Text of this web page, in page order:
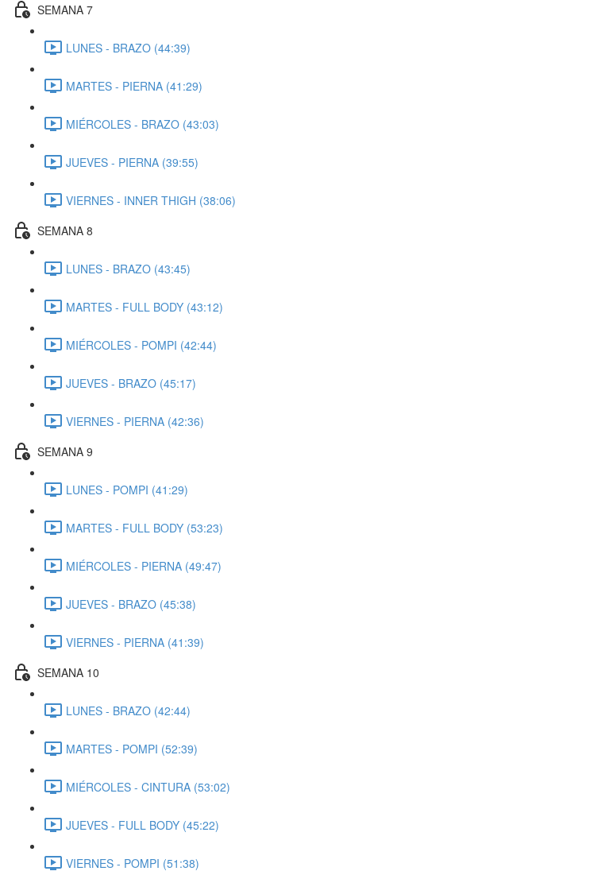
SEMANA 7
LUNES - BRAZO (44:39)
MARTES - PIERNA (41:29)
MIÉRCOLES - BRAZO (43:03)
JUEVES - PIERNA (39:55)
VIERNES - INNER THIGH (38:06)
SEMANA 8
LUNES - BRAZO (43:45)
MARTES - FULL BODY (43:12)
MIÉRCOLES - POMPI (42:44)
JUEVES - BRAZO (45:17)
VIERNES - PIERNA (42:36)
SEMANA 9
LUNES - POMPI (41:29)
MARTES - FULL BODY (53:23)
MIÉRCOLES - PIERNA (49:47)
JUEVES - BRAZO (45:38)
VIERNES - PIERNA (41:39)
SEMANA 10
LUNES - BRAZO (42:44)
MARTES - POMPI (52:39)
MIÉRCOLES - CINTURA (53:02)
JUEVES - FULL BODY (45:22)
VIERNES - POMPI (51:38)